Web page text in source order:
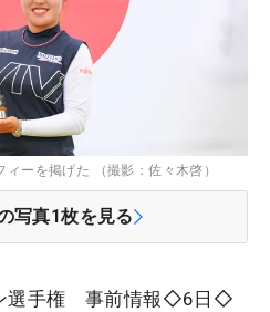
ーを掲げた （撮影：佐々木啓）
写真1枚を見る
選手権 事前情報◇6日◇